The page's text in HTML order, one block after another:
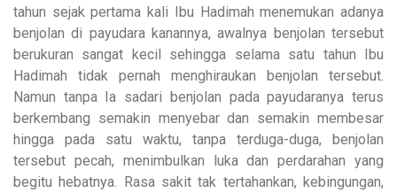
tahun sejak pertama kali Ibu Hadimah menemukan adanya
benjolan di payudara kanannya, awalnya benjolan tersebut
berukuran sangat kecil sehingga selama satu tahun Ibu
Hadimah tidak pernah menghiraukan benjolan tersebut.
Namun tanpa Ia sadari benjolan pada payudaranya terus
berkembang semakin menyebar dan semakin membesar
hingga pada satu waktu, tanpa terduga-duga, benjolan
tersebut pecah, menimbulkan luka dan perdarahan yang
begitu hebatnya. Rasa sakit tak tertahankan, kebingungan,